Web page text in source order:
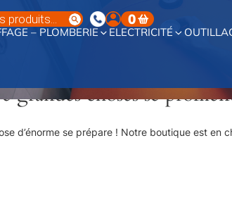
0
– PLOMBERIE ELECTRICITÉ
grandes choses se
d’énorme se prépare ! Notre boutique est en